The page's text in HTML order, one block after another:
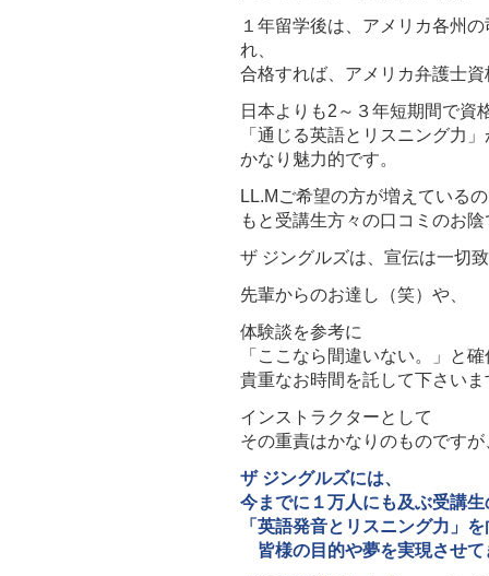
１年留学後は、アメリカ各州
れ、
合格すれば、アメリカ弁護士
日本よりも2～３年短期間で資
「通じる英語とリスニング力
かなり魅力的です。
LL.Mご希望の方が増えている
もと受講生方々の口コミのお
ザ ジングルズは、宣伝は一切
先輩からのお達し（笑）や、
体験談を参考に
「ここなら間違いない。」と
貴重なお時間を託して下さいま
インストラクターとして
その重責はかなりのものですが
ザ ジングルズには、
今までに１万人にも及ぶ受講
「英語発音とリスニング力」
皆様の目的や夢を実現させて